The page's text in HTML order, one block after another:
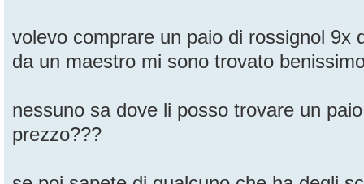
volevo comprare un paio di rossignol 9x
da un maestro mi sono trovato
nessuno sa dove li posso trovare un
prezzo???